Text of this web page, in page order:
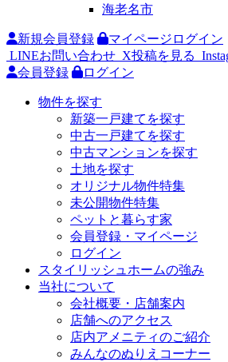
海老名市
新規会員登録
マイページログイン
LINEお問い合わせ X投稿を見る
会員登録
ログイン
物件を探す
新築一戸建てを探す
中古一戸建てを探す
中古マンションを探す
土地を探す
オリジナル物件特集
未公開物件特集
ペットと暮らす家
会員登録・マイページ
ログイン
スタイリッシュホームの強み
当社について
会社概要・店舗案内
店舗へのアクセス
店内アメニティのご紹介
みんなのぬりえコーナー